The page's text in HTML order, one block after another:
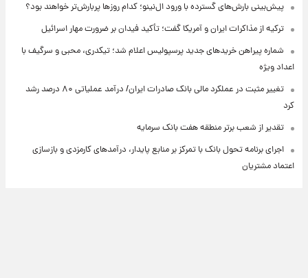
پیش‌بینی بارش‌های گسترده با ورود ال‌نینو؛ کدام روزها پربارش‌تر خواهند بود؟
ترکیه از مذاکرات ایران و آمریکا گفت؛ تأکید فیدان بر ضرورت مهار اسرائیل
شماره پیراهن خریدهای جدید پرسپولیس اعلام شد؛ تیکدری، محبی و سرگیف با
اعداد ویژه
تغییر مثبت در عملکرد مالی بانک صادرات ایران/ درآمد عملیاتی ۸۰ درصد رشد
کرد
تقدیر از شعب برتر منطقه هفت بانک سرمایه
اجرای برنامه تحول بانک با تمرکز بر منابع پایدار، درآمدهای کارمزدی و بازسازی
اعتماد مشتریان